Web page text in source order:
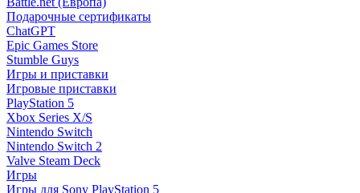
Подарочные сертификаты
ChatGPT
Epic Games Store
Stumble Guys
Игры и приставки
Игровые приставки
PlayStation 5
Xbox Series X/S
Nintendo Switch
Nintendo Switch 2
Valve Steam Deck
Игры
Игры для Sony PlayStation 5